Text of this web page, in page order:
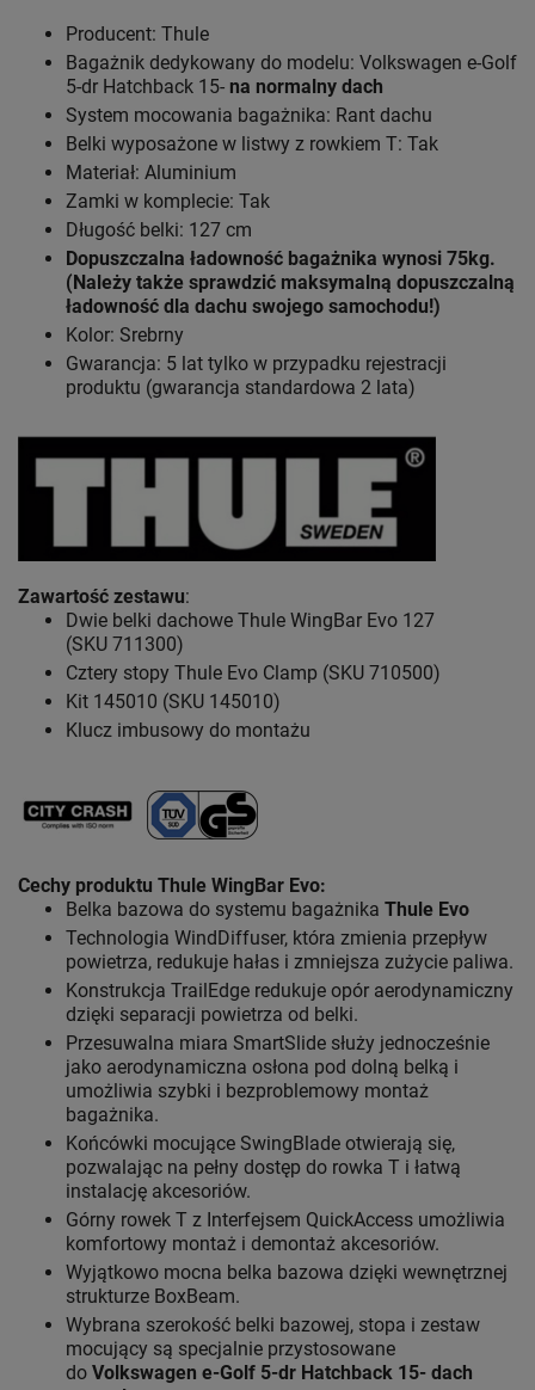
Producent: Thule
Bagażnik dedykowany do modelu: Volkswagen e-Golf
5-dr Hatchback 15- na normalny dach
System mocowania bagażnika: Rant dachu
Belki wyposażone w listwy z rowkiem T: Tak
Materiał: Aluminium
Zamki w komplecie: Tak
Długość belki: 127 cm
Dopuszczalna ładowność bagażnika wynosi 75kg.
(Należy także sprawdzić maksymalną dopuszczalną
ładowność dla dachu swojego samochodu!)
Kolor: Srebrny
Gwarancja: 5 lat tylko w przypadku rejestracji
produktu (gwarancja standardowa 2 lata)
Zawartość zestawu:
Dwie belki dachowe Thule WingBar Evo 127
(SKU 711300)
Cztery stopy Thule Evo Clamp (SKU 710500)
Kit 145010 (SKU 145010)
Klucz imbusowy do montażu
Cechy produktu Thule WingBar Evo:
Belka bazowa do systemu bagażnika Thule Evo
Technologia WindDiffuser, która zmienia przepływ
powietrza, redukuje hałas i zmniejsza zużycie paliwa.
Konstrukcja TrailEdge redukuje opór aerodynamiczny
dzięki separacji powietrza od belki.
Przesuwalna miara SmartSlide służy jednocześnie
jako aerodynamiczna osłona pod dolną belką i
umożliwia szybki i bezproblemowy montaż
bagażnika.
Końcówki mocujące SwingBlade otwierają się,
pozwalając na pełny dostęp do rowka T i łatwą
instalację akcesoriów.
Górny rowek T z Interfejsem QuickAccess umożliwia
komfortowy montaż i demontaż akcesoriów.
Wyjątkowo mocna belka bazowa dzięki wewnętrznej
strukturze BoxBeam.
Wybrana szerokość belki bazowej, stopa i zestaw
mocujący są specjalnie przystosowane
do Volkswagen e-Golf 5-dr Hatchback 15- dach